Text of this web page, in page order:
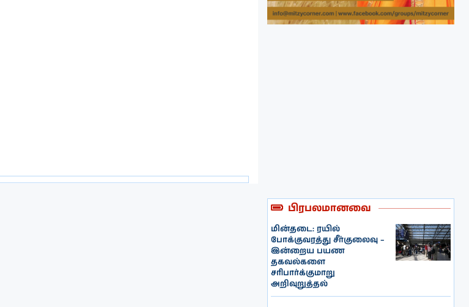
பிரபலமானவை
மின்தடை: ரயில்
போக்குவரத்து சீர்குலைவு –
இன்றைய பயண
தகவல்களை
சரிபார்க்குமாறு
அறிவுறுத்தல்